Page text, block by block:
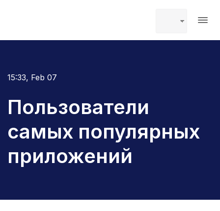
15:33, Feb 07
Пользователи
самых популярных
приложений